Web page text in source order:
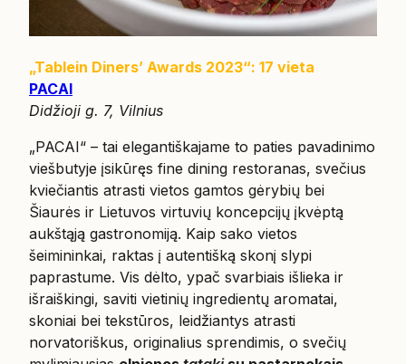
„Tablein Diners’ Awards 2023“: 17 vieta
PACAI
Didžioji g. 7, Vilnius
„PACAI“ – tai elegantiškajame to paties pavadinimo
viešbutyje įsikūręs fine dining restoranas, svečius
kviečiantis atrasti vietos gamtos gėrybių bei
Šiaurės ir Lietuvos virtuvių koncepcijų įkvėptą
aukštąją gastronomiją. Kaip sako vietos
šeimininkai, raktas į autentišką skonį slypi
paprastume. Vis dėlto, ypač svarbiais išlieka ir
išraiškingi, saviti vietinių ingredientų aromatai,
skoniai bei tekstūros, leidžiantys atrasti
norvatoriškus, originalius sprendimis, o svečių